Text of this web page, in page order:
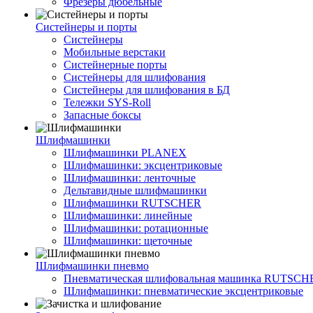
Систейнеры и порты
Систейнеры
Мобильные верстаки
Систейнерные порты
Систейнеры для шлифования
Систейнеры для шлифования в БД
Тележки SYS-Roll
Запасные боксы
Шлифмашинки
Шлифмашинки PLANEX
Шлифмашинки: эксцентриковые
Шлифмашинки: ленточные
Дельтавидные шлифмашинки
Шлифмашинки RUTSCHER
Шлифмашинки: линейные
Шлифмашинки: ротационные
Шлифмашинки: щеточные
Шлифмашинки пневмо
Пневматическая шлифовальная машинка
Шлифмашинки: пневматические эксцентриковые